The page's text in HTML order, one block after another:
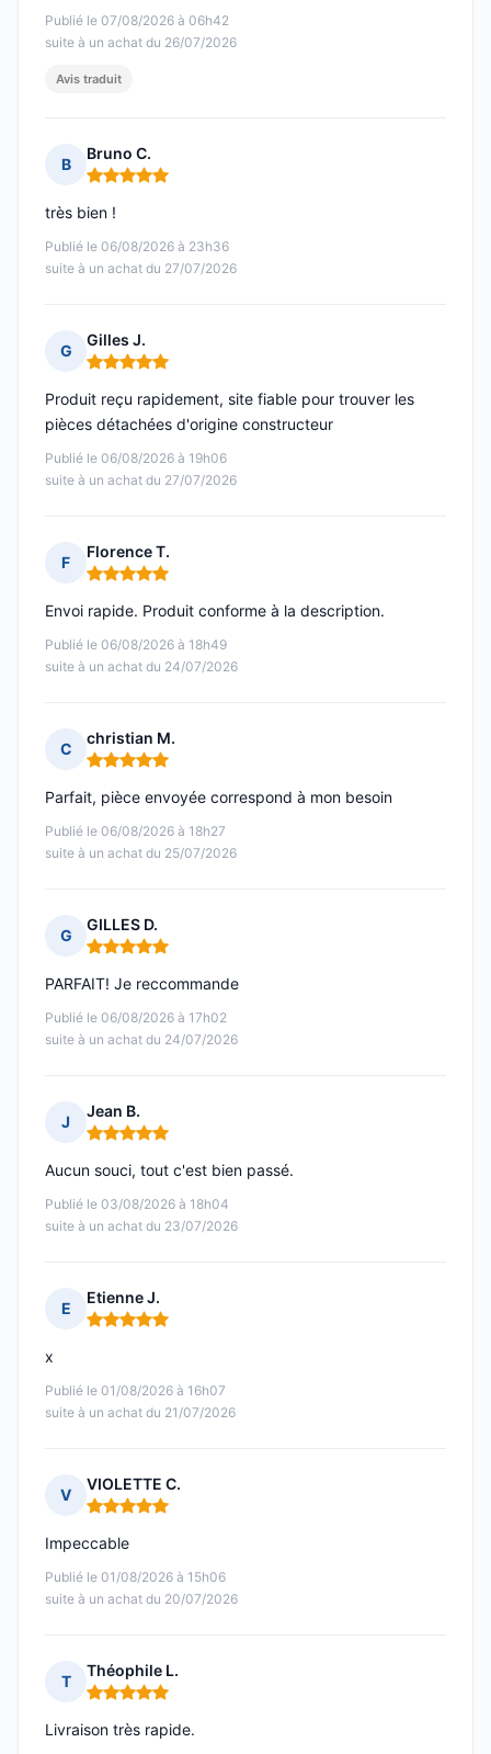
Publié le 07/08/2026 à 06h42
suite à un achat du 26/07/2026
Avis traduit
B
Bruno C.
Note : 5 sur 5
Publié le 06/08/2026 à 23h36
suite à un achat du 27/07/2026
très bien !
G
Gilles J.
Note : 5 sur 5
Publié le 06/08/2026 à 19h06
suite à un achat du 27/07/2026
Produit reçu rapidement, site fiable pour trouver les
pièces détachées d'origine constructeur
F
Florence T.
Note : 5 sur 5
Publié le 06/08/2026 à 18h49
suite à un achat du 24/07/2026
Envoi rapide. Produit conforme à la description.
C
christian M.
Note : 5 sur 5
Publié le 06/08/2026 à 18h27
suite à un achat du 25/07/2026
Parfait, pièce envoyée correspond à mon besoin
G
GILLES D.
Note : 5 sur 5
Publié le 06/08/2026 à 17h02
suite à un achat du 24/07/2026
PARFAIT! Je reccommande
J
Jean B.
Note : 5 sur 5
Publié le 03/08/2026 à 18h04
suite à un achat du 23/07/2026
Aucun souci, tout c'est bien passé.
E
Etienne J.
Note : 5 sur 5
Publié le 01/08/2026 à 16h07
suite à un achat du 21/07/2026
x
V
VIOLETTE C.
Note : 5 sur 5
Publié le 01/08/2026 à 15h06
suite à un achat du 20/07/2026
Impeccable
T
Théophile L.
Note : 5 sur 5
Livraison très rapide.